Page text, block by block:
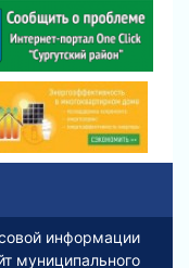
информации
муниципального